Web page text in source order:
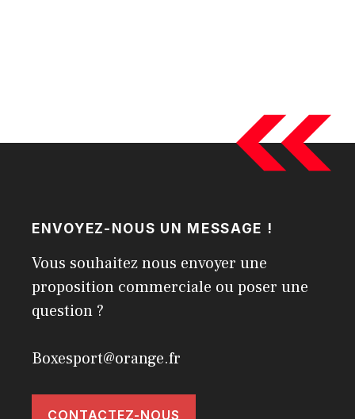
ENVOYEZ-NOUS UN MESSAGE !
Vous souhaitez nous envoyer une
proposition commerciale ou poser une
question ?
Boxesport@orange.fr
CONTACTEZ-NOUS